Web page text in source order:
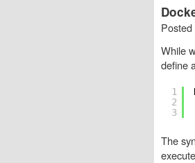
Posted
While
define
1
2
3
The